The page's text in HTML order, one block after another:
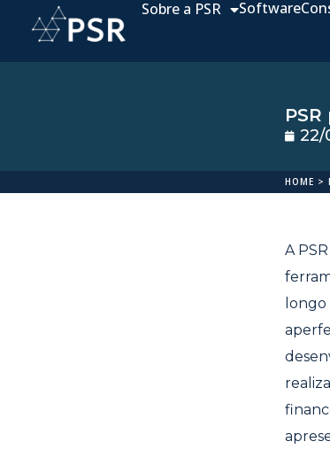
Sobre a PSR Software
22/
HOME >
A